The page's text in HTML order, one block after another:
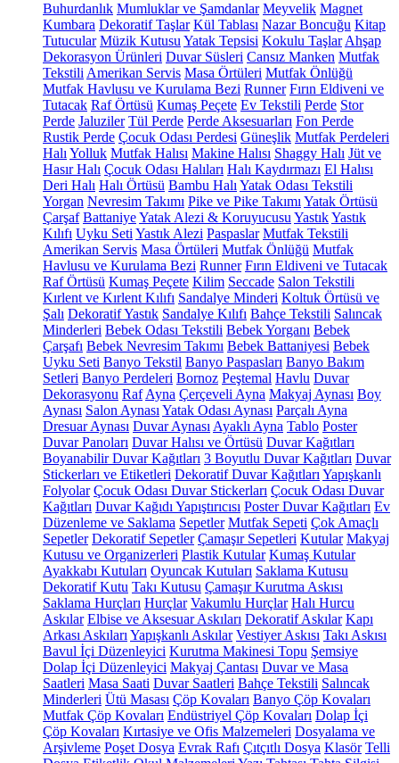
Buhurdanlık Mumluklar ve Şamdanlar Meyvelik Magnet
Kumbara Dekoratif Taşlar Kül Tablası Nazar Boncuğu Kitap
Tutucular Müzik Kutusu Yatak Tepsisi Kokulu Taşlar Ahşap
Dekorasyon Ürünleri Duvar Süsleri Cansız Manken Mutfak
Tekstili Amerikan Servis Masa Örtüleri Mutfak Önlüğü
Mutfak Havlusu ve Kurulama Bezi Runner Fırın Eldiveni ve
Tutacak Raf Örtüsü Kumaş Peçete Ev Tekstili Perde Stor
Perde Jaluziler Tül Perde Perde Aksesuarları Fon Perde
Rustik Perde Çocuk Odası Perdesi Güneşlik Mutfak Perdeleri
Halı Yolluk Mutfak Halısı Makine Halısı Shaggy Halı Jüt ve
Hasır Halı Çocuk Odası Halıları Halı Kaydırmazı El Halısı
Deri Halı Halı Örtüsü Bambu Halı Yatak Odası Tekstili
Yorgan Nevresim Takımı Pike ve Pike Takımı Yatak Örtüsü
Çarşaf BattaniyeYatak Alezi & Koruyucusu YastıkYastık
Kılıfı Uyku Seti Yastık Alezi Paspaslar Mutfak Tekstili
Amerikan Servis Masa Örtüleri Mutfak Önlüğü Mutfak
Havlusu ve Kurulama Bezi Runner Fırın Eldiveni ve Tutacak
Raf Örtüsü Kumaş Peçete Kilim Seccade Salon Tekstili
Kırlent ve Kırlent Kılıfı Sandalye Minderi Koltuk Örtüsü ve
Şalı Dekoratif Yastık Sandalye Kılıfı Bahçe Tekstili Salıncak
Minderleri Bebek Odası Tekstili Bebek Yorganı Bebek
Çarşafı Bebek Nevresim Takımı Bebek Battaniyesi Bebek
Uyku Seti Banyo Tekstil Banyo Paspasları Banyo Bakım
Setleri Banyo Perdeleri Bornoz Peştemal Havlu Duvar
Dekorasyonu Raf Ayna Çerçeveli Ayna Makyaj Aynası Boy
Aynası Salon Aynası Yatak Odası Aynası Parçalı Ayna
Dresuar Aynası Duvar Aynası Ayaklı Ayna Tablo Poster
Duvar Panoları Duvar Halısı ve Örtüsü Duvar Kağıtları
Boyanabilir Duvar Kağıtları 3 Boyutlu Duvar Kağıtları Duvar
Stickerları ve Etiketleri Dekoratif Duvar Kağıtları Yapışkanlı
Folyolar Çocuk Odası Duvar Stickerları Çocuk Odası Duvar
Kağıtları Duvar Kağıdı Yapıştırıcısı Poster Duvar Kağıtları Ev
Düzenleme ve Saklama Sepetler Mutfak Sepeti Çok Amaçlı
Sepetler Dekoratif Sepetler Çamaşır Sepetleri Kutular Makyaj
Kutusu ve Organizerleri Plastik Kutular Kumaş Kutular
Ayakkabı Kutuları Oyuncak Kutuları Saklama Kutusu
Dekoratif Kutu Takı Kutusu Çamaşır Kurutma Askısı
Saklama Hurçları Hurçlar Vakumlu Hurçlar Halı Hurcu
Askılar Elbise ve Aksesuar Askıları Dekoratif Askılar Kapı
Arkası Askıları Yapışkanlı Askılar Vestiyer Askısı Takı Askısı
Bavul İçi Düzenleyici Kurutma Makinesi Topu Şemsiye
Dolap İçi Düzenleyici Makyaj Çantası Duvar ve Masa
Saatleri Masa Saati Duvar Saatleri Bahçe Tekstili Salıncak
Minderleri Ütü Masası Çöp Kovaları Banyo Çöp Kovaları
Mutfak Çöp Kovaları Endüstriyel Çöp Kovaları Dolap İçi
Çöp Kovaları Kırtasiye ve Ofis Malzemeleri Dosyalama ve
Arşivleme Poşet Dosya Evrak Rafı Çıtçıtlı Dosya Klasör Telli